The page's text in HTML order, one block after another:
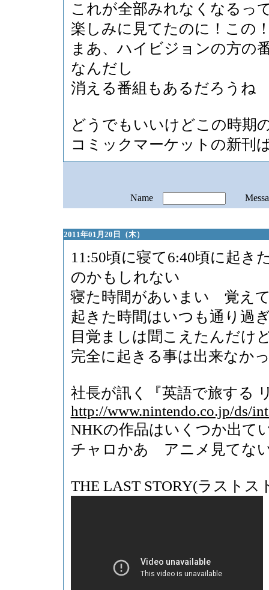
これが全部みれなくなるっ
楽しみに見てたのに！この
まあ、ハイビジョンの方の
なんだし
消える番組もあるだろうね
どうでもいいけどこの時期
コミックマーケットの新刊
Name
2011年01月20日（木）
11:50頃に寝て6:40頃に起き
のかもしれない
寝た時間があいまい 覚え
起きた時間はいつも通り過
目覚ましは聞こえたんだけ
完全に起きる事は出来なか
社長が訊く『英語で旅する
http://www.nintendo.co.jp/ds/
NHKの作品はいくつか出て
チャロかあ アニメ見てな
THE LAST STORY(ラスト